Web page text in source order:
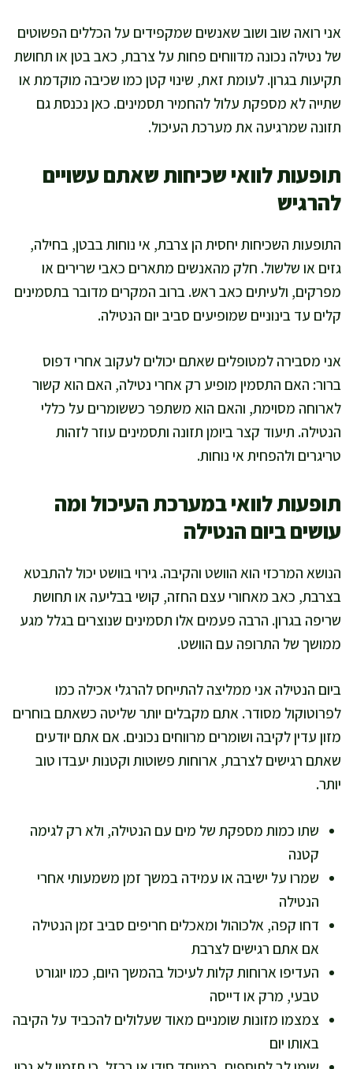
אני רואה שוב ושוב שאנשים שמקפידים על הכללים הפשוטים
של נטילה נכונה מדווחים פחות על צרבת, כאב בטן או תחושת
תקיעות בגרון. לעומת זאת, שינוי קטן כמו שכיבה מוקדמת או
שתייה לא מספקת עלול להחמיר תסמינים. כאן נכנסת גם
תזונה שמרגיעה את מערכת העיכול.
תופעות לוואי שכיחות שאתם עשויים
להרגיש
התופעות השכיחות יחסית הן צרבת, אי נוחות בבטן, בחילה,
גזים או שלשול. חלק מהאנשים מתארים כאבי שרירים או
מפרקים, ולעיתים כאב ראש. ברוב המקרים מדובר בתסמינים
קלים עד בינוניים שמופיעים סביב יום הנטילה.
אני מסבירה למטופלים שאתם יכולים לעקוב אחרי דפוס
ברור: האם התסמין מופיע רק אחרי נטילה, האם הוא קשור
לארוחה מסוימת, והאם הוא משתפר כששומרים על כללי
הנטילה. תיעוד קצר ביומן תזונה ותסמינים עוזר לזהות
טריגרים ולהפחית אי נוחות.
תופעות לוואי במערכת העיכול ומה
עושים ביום הנטילה
הנושא המרכזי הוא הוושט והקיבה. גירוי בוושט יכול להתבטא
בצרבת, כאב מאחורי עצם החזה, קושי בבליעה או תחושת
שריפה בגרון. הרבה פעמים אלו תסמינים שנוצרים בגלל מגע
ממושך של התרופה עם הוושט.
ביום הנטילה אני ממליצה להתייחס להרגלי אכילה כמו
לפרוטוקול מסודר. אתם מקבלים יותר שליטה כשאתם בוחרים
מזון עדין לקיבה ושומרים מרווחים נכונים. אם אתם יודעים
שאתם רגישים לצרבת, ארוחות פשוטות וקטנות יעבדו טוב
יותר.
שתו כמות מספקת של מים עם הנטילה, ולא רק לגימה
קטנה
שמרו על ישיבה או עמידה במשך זמן משמעותי אחרי
הנטילה
דחו קפה, אלכוהול ומאכלים חריפים סביב זמן הנטילה
אם אתם רגישים לצרבת
העדיפו ארוחות קלות לעיכול בהמשך היום, כמו יוגורט
טבעי, מרק או דייסה
צמצמו מזונות שומניים מאוד שעלולים להכביד על הקיבה
באותו יום